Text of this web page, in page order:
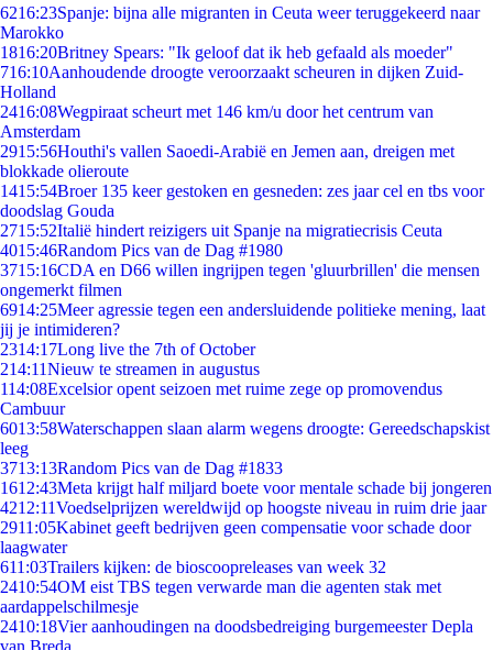
6216:23Spanje: bijna alle migranten in Ceuta weer teruggekeerd naar
Marokko
1816:20Britney Spears: "Ik geloof dat ik heb gefaald als moeder"
716:10Aanhoudende droogte veroorzaakt scheuren in dijken Zuid-
Holland
2416:08Wegpiraat scheurt met 146 km/u door het centrum van
Amsterdam
2915:56Houthi's vallen Saoedi-Arabië en Jemen aan, dreigen met
blokkade olieroute
1415:54Broer 135 keer gestoken en gesneden: zes jaar cel en tbs voor
doodslag Gouda
2715:52Italië hindert reizigers uit Spanje na migratiecrisis Ceuta
4015:46Random Pics van de Dag #1980
3715:16CDA en D66 willen ingrijpen tegen 'gluurbrillen' die mensen
ongemerkt filmen
6914:25Meer agressie tegen een andersluidende politieke mening, laat
jij je intimideren?
2314:17Long live the 7th of October
214:11Nieuw te streamen in augustus
114:08Excelsior opent seizoen met ruime zege op promovendus
Cambuur
6013:58Waterschappen slaan alarm wegens droogte: Gereedschapskist
leeg
3713:13Random Pics van de Dag #1833
1612:43Meta krijgt half miljard boete voor mentale schade bij jongeren
4212:11Voedselprijzen wereldwijd op hoogste niveau in ruim drie jaar
2911:05Kabinet geeft bedrijven geen compensatie voor schade door
laagwater
611:03Trailers kijken: de bioscoopreleases van week 32
2410:54OM eist TBS tegen verwarde man die agenten stak met
aardappelschilmesje
2410:18Vier aanhoudingen na doodsbedreiging burgemeester Depla
van Breda